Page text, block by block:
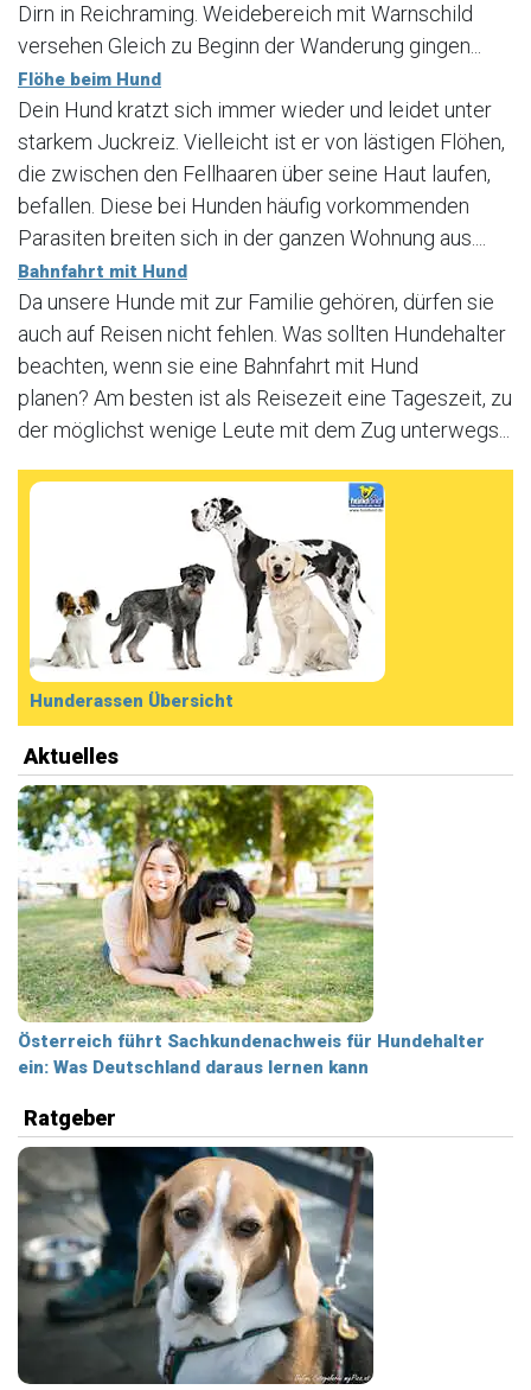
Dirn in Reichraming. Weidebereich mit Warnschild
versehen Gleich zu Beginn der Wanderung gingen...
Flöhe beim Hund
Dein Hund kratzt sich immer wieder und leidet unter
starkem Juckreiz. Vielleicht ist er von lästigen Flöhen,
die zwischen den Fellhaaren über seine Haut laufen,
befallen. Diese bei Hunden häufig vorkommenden
Parasiten breiten sich in der ganzen Wohnung aus....
Bahnfahrt mit Hund
Da unsere Hunde mit zur Familie gehören, dürfen sie
auch auf Reisen nicht fehlen. Was sollten Hundehalter
beachten, wenn sie eine Bahnfahrt mit Hund
planen? Am besten ist als Reisezeit eine Tageszeit, zu
der möglichst wenige Leute mit dem Zug unterwegs...
Hunderassen Übersicht
Aktuelles
Österreich führt Sachkundenachweis für Hundehalter
ein: Was Deutschland daraus lernen kann
Ratgeber